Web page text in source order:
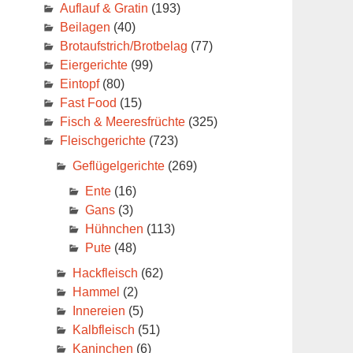
Auflauf & Gratin (193)
Beilagen (40)
Brotaufstrich/Brotbelag (77)
Eiergerichte(99)
Eintopf(80)
Fast Food (15)
Fisch & Meeresfrüchte(325)
Fleischgerichte(723)
Geflügelgerichte(269)
Ente(16)
Gans(3)
Hühnchen (113)
Pute(48)
Hackfleisch (62)
Hammel (2)
Innereien (5)
Kalbfleisch (51)
Kaninchen (6)